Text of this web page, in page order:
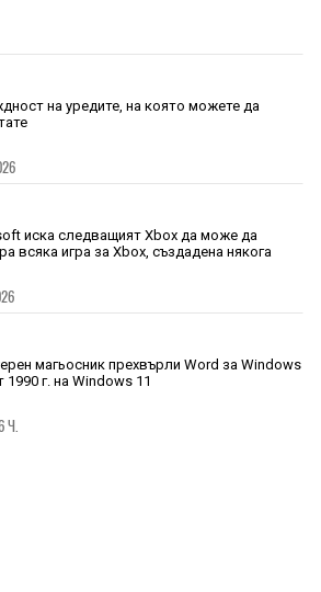
на уредите, на която можете да
иска следващият Xbox да може да
всяка игра за Xbox, създадена някога
магьосник прехвърли Word за Windows
1990 г. на Windows 11
Ч.